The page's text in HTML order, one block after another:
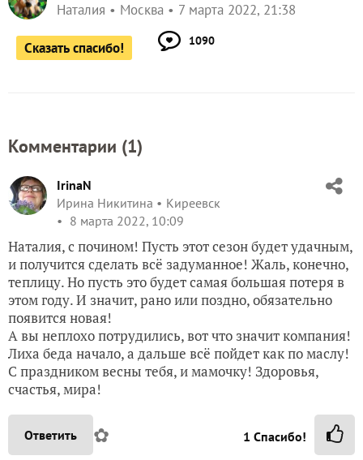
Наталия Москва 7 марта 2022, 21:38
Сказать спасибо! 1090
Комментарии (1)
IrinaN
Ирина Никитина
Киреевск
8 марта 2022, 10:09
Наталия, с почином! Пусть этот сезон будет удачным,
и получится сделать всё задуманное! Жаль, конечно,
теплицу. Но пусть это будет самая большая потеря в
этом году. И значит, рано или поздно, обязательно
появится новая!
А вы неплохо потрудились, вот что значит компания!
Лиха беда начало, а дальше всё пойдет как по маслу!
С праздником весны тебя, и мамочку! Здоровья,
счастья, мира!
Ответить ✿ 1 Спасибо!